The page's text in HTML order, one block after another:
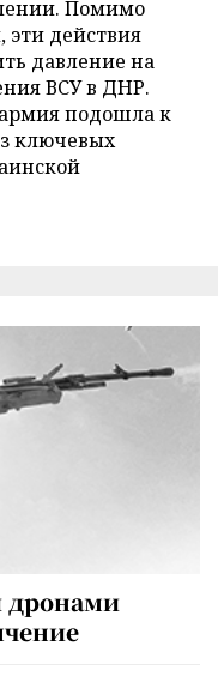
Помимо
действия
давление на
ВСУ в ДНР.
подошла к
ключевых
дронами